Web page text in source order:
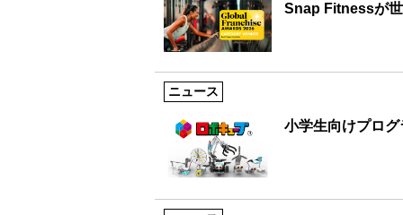
Snap Fitnessが
ニュース
小学生向けプロ